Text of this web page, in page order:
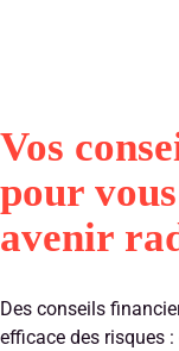
Vos
pour
avenir
Des conseils
efficace des risques :